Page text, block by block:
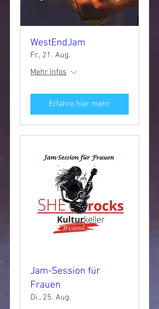
WestEndJam
Fr., 21. Aug.
Mehr Infos
Erfahre hier mehr.
Jam-Session für
Frauen
Di., 25. Aug.